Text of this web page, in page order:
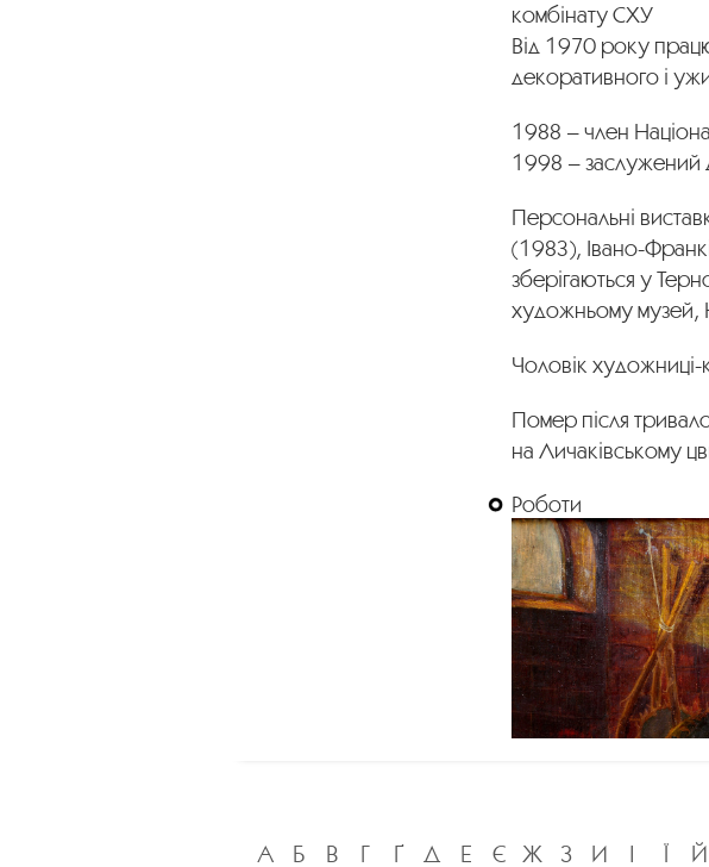
комбінату СХУ
Від 1970 року
декоративного і
1988 – член
1998 – заслужений
Персональні
(1983), Івано-
зберігаються у
художньому музей,
Чоловік художниці-
Помер після
на Личаківському
Роботи
А
Б В Г Ґ Д Е Є Ж З И І Ї Й